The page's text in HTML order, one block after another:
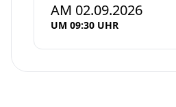
AM 02.09.2026
UM 09:30 UHR